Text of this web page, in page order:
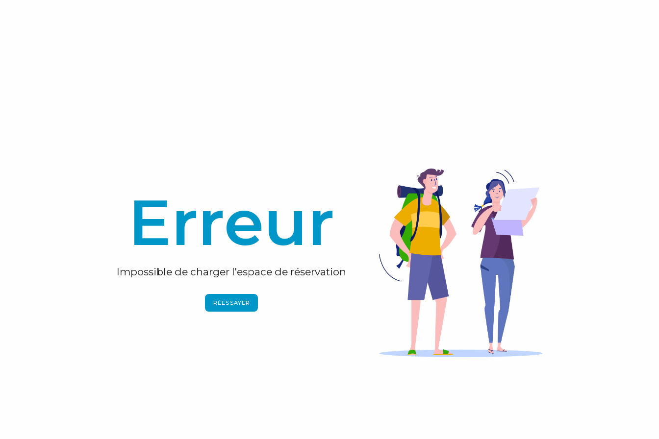
Erreur
Impossible de charger l'espace de réservation
RÉESSAYER